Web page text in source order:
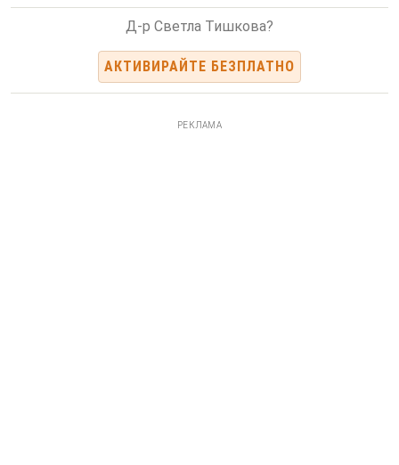
Д-р Светла Тишкова?
АКТИВИРАЙТЕ БЕЗПЛАТНО
РЕКЛАМА